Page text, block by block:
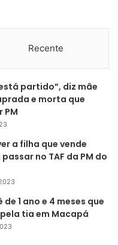
informou que novos
aprimorar e qualificar
aqueles
com ocorrências de
aporte do Fundo de
126 mil, sendo uma
sendo a 1ª vez que
Bope e agora passa a
Recente
partido”, diz mãe
e morta que
PM
a filha que vende
no TAF da PM do
1 ano e 4 meses que
tia em Macapá